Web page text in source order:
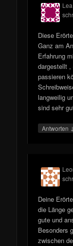
Lea
Diese
Ganz am
Erfahrung
dargestellt
passieren
langweilig
sind sehr
Antworten ↓
Deine
die Länge
gute und
Besonders
zwischen